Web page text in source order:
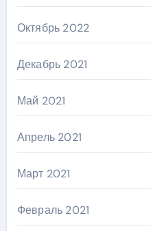
Октябрь 2022
Декабрь 2021
Май 2021
Апрель 2021
Март 2021
Февраль 2021